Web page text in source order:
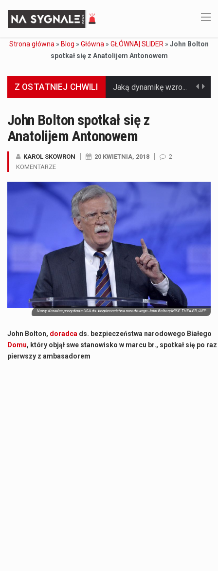
Strona główna » Blog » Główna » GŁÓWNA| SLIDER » John Bolton
spotkał się z Anatolijem Antonowem
Z OSTATNIEJ CHWILI
John Bolton spotkał się z
Anatolijem Antonowem
KAROL SKOWRON 20 KWIETNIA, 2018
2
KOMENTARZE
Nowy doradca prezydenta USA ds. bezpieczeństwa narodowego John Bolton/MIKE THEILER /AFP
John Bolton, doradca ds. bezpieczeństwa narodowego Białego
Domu, który objął swe stanowisko w marcu br., spotkał się po raz
pierwszy z ambasadorem